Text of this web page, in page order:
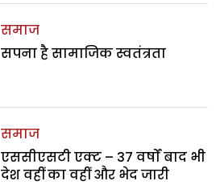
समाज
सपना है सामाजिक स्वतंत्रता
समाज
एससीएसटी एक्ट – 37 वर्षों बाद भी
देश वहीं का वहीं और भेद जारी